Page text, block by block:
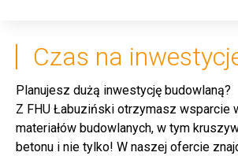
Czas na
Planujesz dużą inwestycję budowlaną?
Z FHU Łabuziński otrzymasz wsparcie
materiałów budowlanych, w tym
betonu i nie tylko! W naszej ofercie